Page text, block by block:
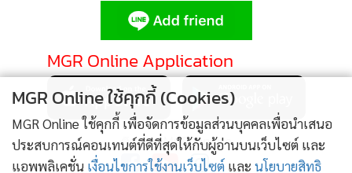
MGR Online Application
ติดตาม MGR Online
MGR Online ใช้คุกกี้ (Cookies)
MGR Online ใช้คุกกี้ เพื่อจัดการข้อมูลส่วนบุคคลเพื่อนำเสนอ
ประสบการณ์คอนเทนต์ที่ดีที่สุดให้กับผู้อ่านบนเว็บไซต์ และ
แอพพลิเคชั่น เงื่อนไขการใช้งานเว็บไซต์ และ นโยบายสิทธิ